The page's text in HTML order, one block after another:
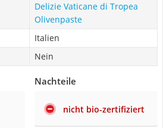
Delizie Vaticane di Tropea
Olivenpaste
Italien
Nein
Nachteile
nicht bio-zertifiziert